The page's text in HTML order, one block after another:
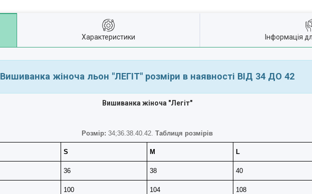
Характеристики Інформація
Вишиванка жіноча льон "ЛЕГІТ" розміри в наявності ВІД 34 ДО 42
Вишиванка жіноча "Легіт"
Розмір: 34;36.38.40.42. Таблиця розмірів
S M L
36 38 40
100 104 108